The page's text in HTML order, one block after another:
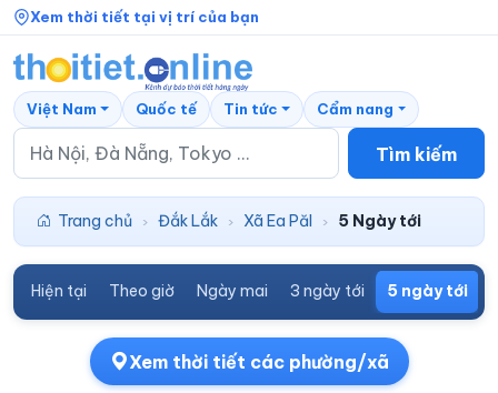
Xem thời tiết tại vị trí của bạn
Tìm kiếm
Việt Nam Quốc tế Tin tức Cẩm nang
Trang chủ › Đắk Lắk › Xã Ea Păl › 5 Ngày tới
Hiện tại Theo giờ Ngày mai 3 ngày tới 5 ngày tới
Xem thời tiết các phường/xã